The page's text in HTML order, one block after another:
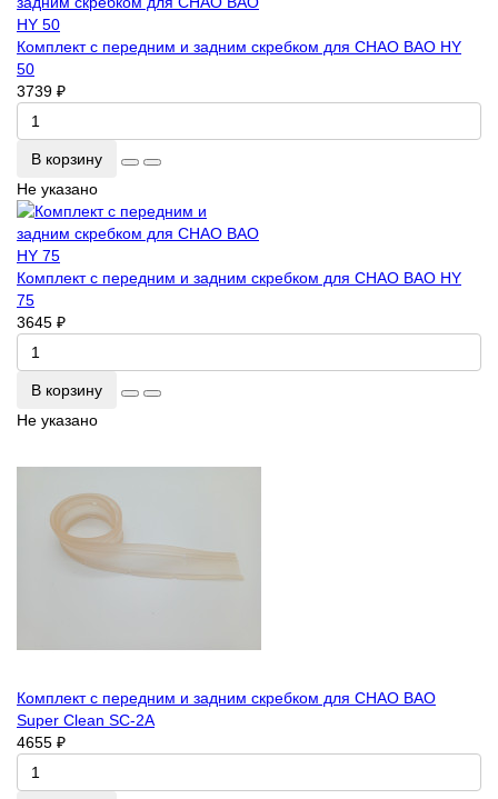
Комплект с передним и задним скребком для CHAO BAO HY
50
3739 ₽
В корзину
Не указано
Комплект с передним и задним скребком для CHAO BAO HY
75
3645 ₽
В корзину
Не указано
Комплект с передним и задним скребком для CHAO BAO
Super Clean SC-2A
4655 ₽